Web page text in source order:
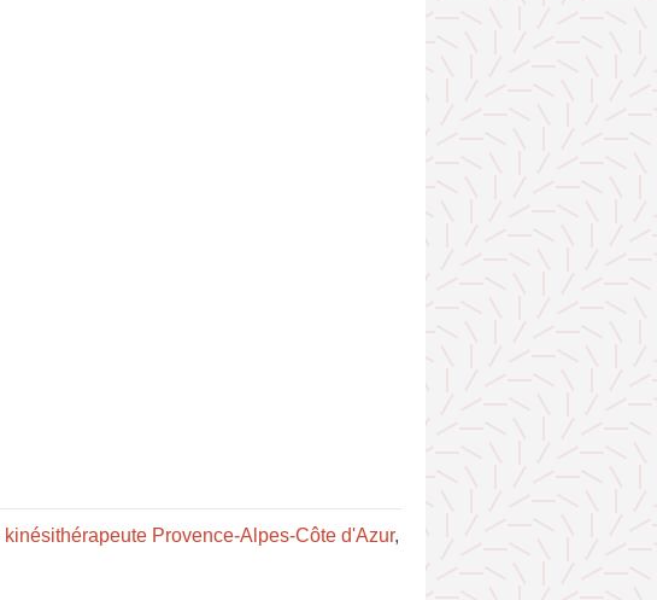
kinésithérapeute Provence-Alpes-Côte d'Azur,